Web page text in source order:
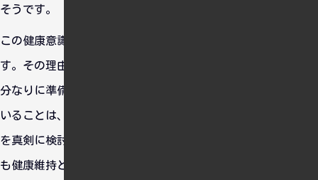
そうです。
この健康意識の一因は、次回彼女と会うときのためでもありま
す。その理由については皆さんのご想像にお任せしますが、自
分なりに準備をしておきたいという思いがあるのです。健康で
いることは、将来を考えるうえでも重要です。現在、海外移住
を真剣に検討している私にとって、新しい生活に備えるために
も健康維持と体力向上は欠かせないと思っています。